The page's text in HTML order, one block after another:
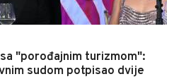
"porođajnim turizmom":
sudom potpisao dvije